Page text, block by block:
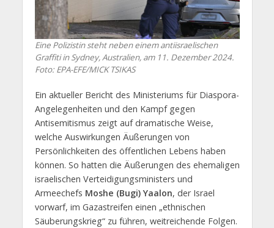
Eine Polizistin steht neben einem antiisraelischen
Graffiti in Sydney, Australien, am 11. Dezember 2024.
Foto: EPA-EFE/MICK TSIKAS
Ein aktueller Bericht des Ministeriums für Diaspora-
Angelegenheiten und den Kampf gegen
Antisemitismus zeigt auf dramatische Weise,
welche Auswirkungen Äußerungen von
Persönlichkeiten des öffentlichen Lebens haben
können. So hatten die Äußerungen des ehemaligen
israelischen Verteidigungsministers und
Armeechefs Moshe (Bugi) Yaalon, der Israel
vorwarf, im Gazastreifen einen „ethnischen
Säuberungskrieg“ zu führen, weitreichende Folgen.